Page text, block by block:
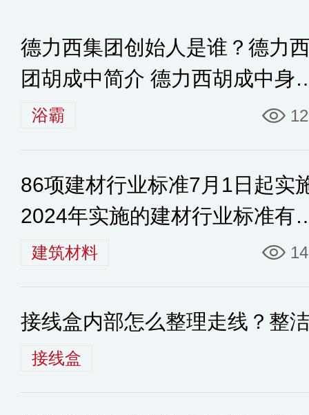
德力西集团创始人是谁？德力
团胡成中简介 德力西胡成中身
多少
浴霸
86项建材行业标准7月1日起实
2024年实施的建材行业标准有
些建筑材料
接线盒内部怎么整理走线？整
接线盒